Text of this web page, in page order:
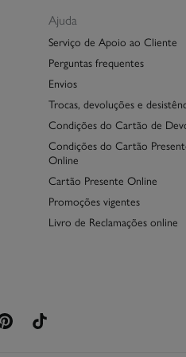
Ajuda
Serviço de Apoio ao Cliente
Perguntas frequentes
Envios
Trocas, devoluções e
Condições do Cartão de
Condições do Cartão
Online
Cartão Presente Online
Promoções vigentes
Livro de Reclamações online